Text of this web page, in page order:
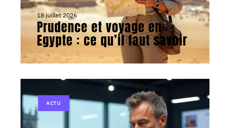
18 juillet 2026
Prudence et voyage en
Egypte : ce qu’il faut savoir
ACTU